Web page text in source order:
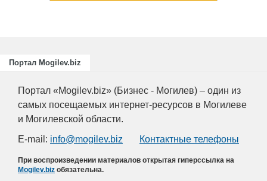
Портал Mogilev.biz
Портал «Mogilev.biz» (Бизнес - Могилев) – один из
самых посещаемых интернет-ресурсов в Могилеве
и Могилевской области.
E-mail: info@mogilev.biz Контактные телефоны
При воспроизведении материалов открытая гиперссылка на
Mogilev.biz обязательна.